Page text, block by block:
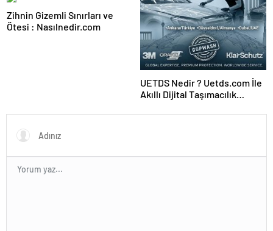
Zihnin Gizemli Sınırları ve
Ötesi : Nasılnedir.com
UETDS Nedir ? Uetds.com İle
Akıllı Dijital Taşımacılık